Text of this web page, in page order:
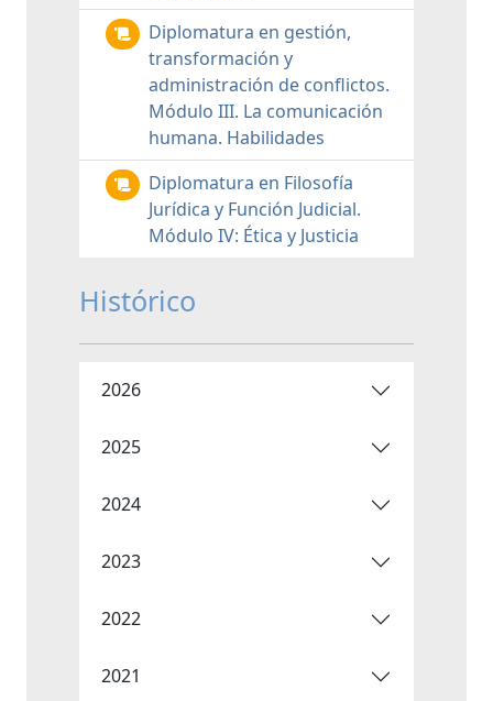
Diplomatura en gestión,
transformación y
administración de conflictos.
Módulo III. La comunicación
humana. Habilidades
Diplomatura en Filosofía
Jurídica y Función Judicial.
Módulo IV: Ética y Justicia
Histórico
2026
2025
2024
2023
2022
2021